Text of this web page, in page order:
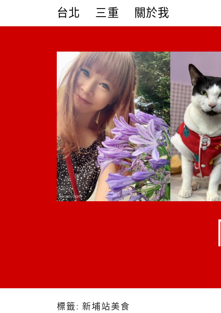
台北 三重 關於我
標籤: 新埔站美食